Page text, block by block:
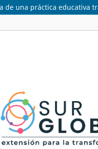
de una práctica educativa